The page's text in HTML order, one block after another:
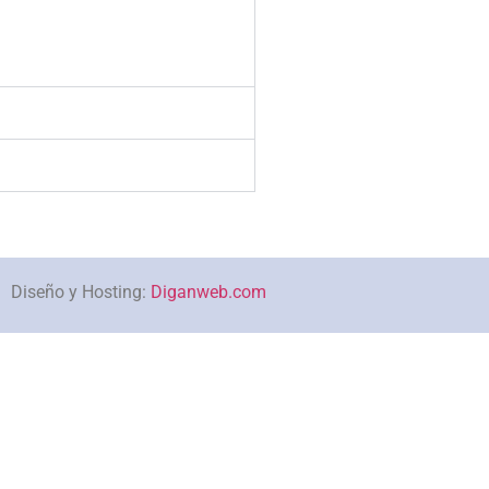
Diseño y Hosting: Diganweb.com